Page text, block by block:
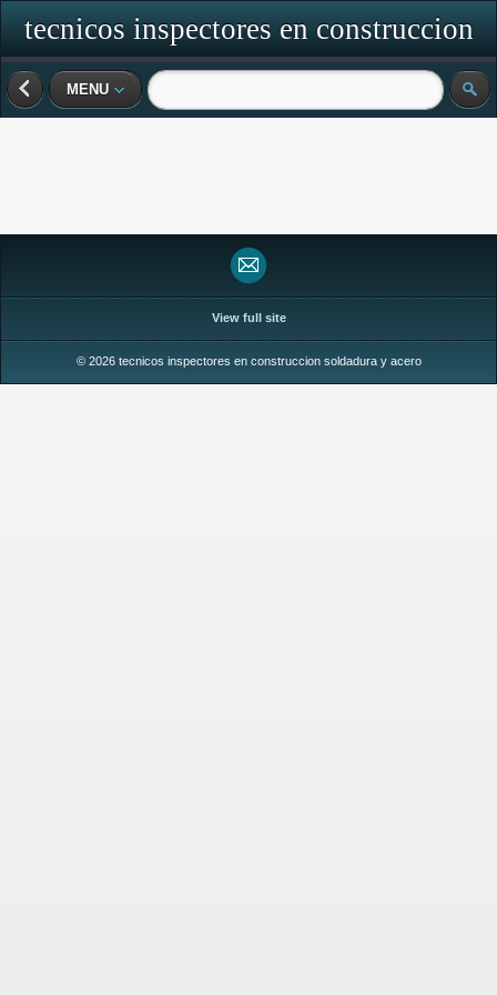
tecnicos inspectores en construccion
soldadura y acero
MENU
View full site
© 2026 tecnicos inspectores en construccion soldadura y acero